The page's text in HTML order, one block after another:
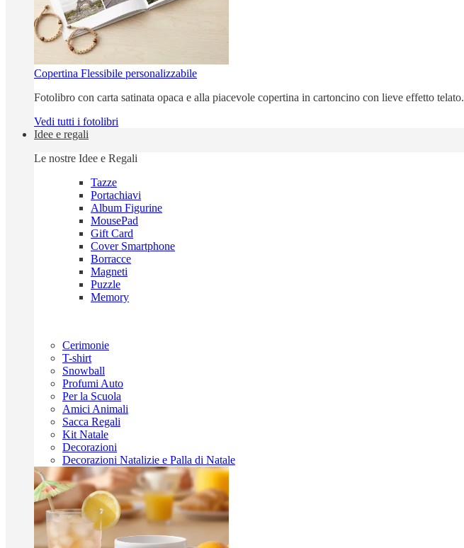
Copertina Flessibile personalizzabile
Fotolibro con carta satinata opaca e alla piacevole copertina in cartoncino con lieve effetto telato.
Vedi tutti i fotolibri
Idee e regali
Le nostre Idee e Regali
Tazze
Portachiavi
Album Figurine
MousePad
Gift Card
Cover Smartphone
Borracce
Magneti
Puzzle
Memory
Cerimonie
T-shirt
Snowball
Profumi Auto
Per la Scuola
Amici Animali
Sacca Regali
Kit Natale
Decorazioni
Decorazioni Natalizie e Palla di Natale